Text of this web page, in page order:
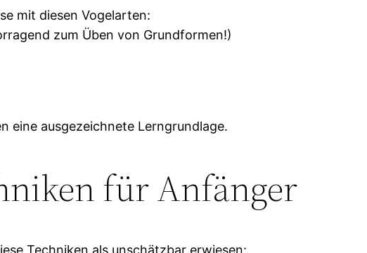
mit diesen Vogelarten:
zum Üben von Grundformen!)
eine ausgezeichnete Lerngrundlage.
für Anfänger
Techniken als unschätzbar erwiesen: